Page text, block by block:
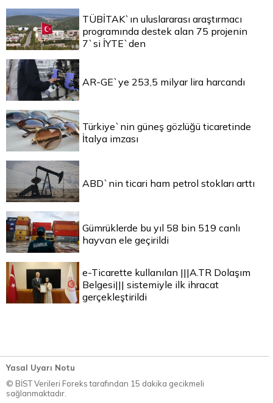
TÜBİTAK`ın uluslararası araştırmacı
programında destek alan 75 projenin
7`si İYTE`den
AR-GE`ye 253,5 milyar lira harcandı
Türkiye`nin güneş gözlüğü ticaretinde
İtalya imzası
ABD`nin ticari ham petrol stokları arttı
Gümrüklerde bu yıl 58 bin 519 canlı
hayvan ele geçirildi
e-Ticarette kullanılan |||A.TR Dolaşım
Belgesi||| sistemiyle ilk ihracat
gerçekleştirildi
Yasal Uyarı Notu
© BİST Verileri Foreks tarafından 15 dakika gecikmeli
sağlanmaktadır.